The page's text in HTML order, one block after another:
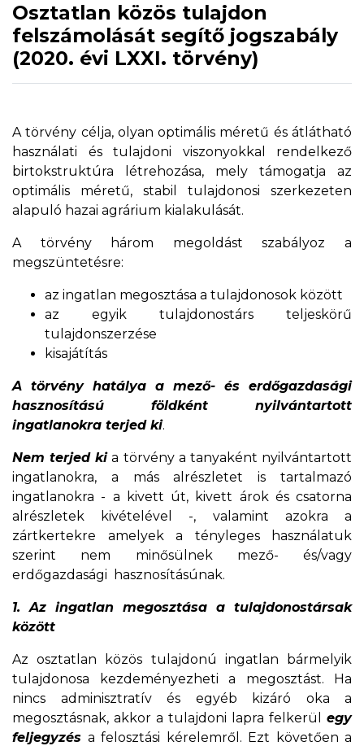
Osztatlan közös tulajdon
felszámolását segítő jogszabály
(2020. évi LXXI. törvény)
A törvény célja, olyan optimális méretű és átlátható
használati és tulajdoni viszonyokkal rendelkező
birtokstruktúra létrehozása, mely támogatja az
optimális méretű, stabil tulajdonosi szerkezeten
alapuló hazai agrárium kialakulását.
A törvény három megoldást szabályoz a
megszüntetésre:
az ingatlan megosztása a tulajdonosok között
az egyik tulajdonostárs teljeskörű
tulajdonszerzése
kisajátítás
A törvény hatálya a mező- és erdőgazdasági
hasznosítású földként nyilvántartott
ingatlanokra terjed ki.
Nem terjed kia törvény a tanyaként nyilvántartott
ingatlanokra, a más alrészletet is tartalmazó
ingatlanokra - a kivett út, kivett árok és csatorna
alrészletek kivételével -, valamint azokra a
zártkertekre amelyek a tényleges használatuk
szerint nem minősülnek mező- és/vagy
erdőgazdasági hasznosításúnak.
1. Az ingatlan megosztása a tulajdonostársak
között
Az osztatlan közös tulajdonú ingatlan bármelyik
tulajdonosa kezdeményezheti a megosztást. Ha
nincs adminisztratív és egyéb kizáró oka a
megosztásnak, akkor a tulajdoni lapra felkerül egy
feljegyzés a felosztási kérelemről. Ezt követően a